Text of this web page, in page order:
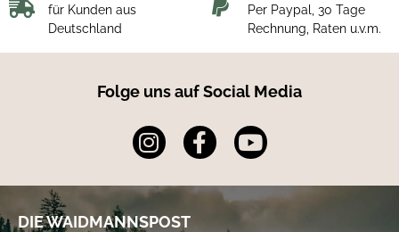
für Kunden aus
Deutschland
Per Paypal, 30 Tage
Rechnung, Raten u.v.m.
Folge uns auf Social Media
DIE WAIDMANNSPOST